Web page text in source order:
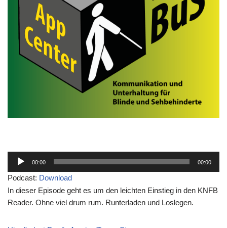
d
i
o
00:00 00:00
Podcast: Download
In dieser Episode geht es um den leichten Einstieg in den KNFB
Reader. Ohne viel drum rum. Runterladen und Loslegen.